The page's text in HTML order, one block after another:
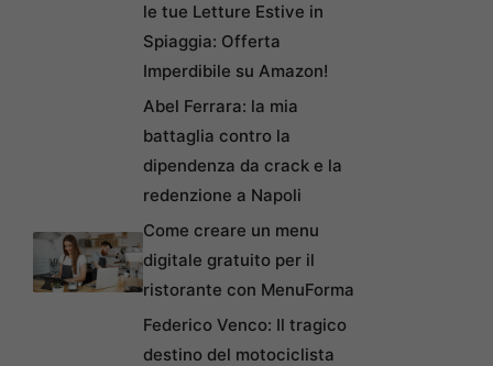
le tue Letture Estive in
Spiaggia: Offerta
Imperdibile su Amazon!
Abel Ferrara: la mia
battaglia contro la
dipendenza da crack e la
redenzione a Napoli
Come creare un menu
digitale gratuito per il
ristorante con MenuForma
Federico Venco: Il tragico
destino del motociclista